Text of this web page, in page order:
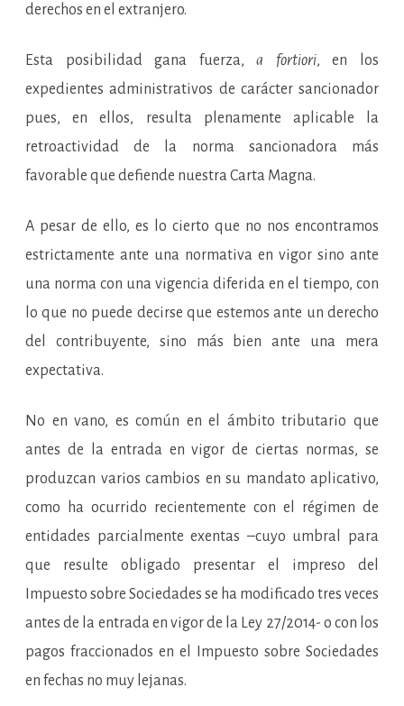
derechos en el extranjero.
Esta posibilidad gana fuerza,a fortiori, en los
expedientes administrativos de carácter sancionador
pues, en ellos, resulta plenamente aplicable la
retroactividad de la norma sancionadora más
favorable que defiende nuestra Carta Magna.
A pesar de ello, es lo cierto que no nos encontramos
estrictamente ante una normativa en vigor sino ante
una norma con una vigencia diferida en el tiempo, con
lo que no puede decirse que estemos ante un derecho
del contribuyente, sino más bien ante una mera
expectativa.
No en vano, es común en el ámbito tributario que
antes de la entrada en vigor de ciertas normas, se
produzcan varios cambios en su mandato aplicativo,
como ha ocurrido recientemente con el régimen de
entidades parcialmente exentas –cuyo umbral para
que resulte obligado presentar el impreso del
Impuesto sobre Sociedades se ha modificado tres veces
antes de la entrada en vigor de la Ley 27/2014- o con los
pagos fraccionados en el Impuesto sobre Sociedades
en fechas no muy lejanas.